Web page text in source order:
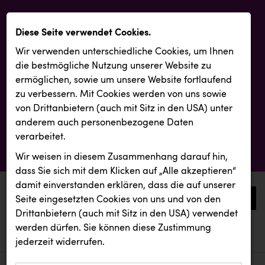
0
aktuelle aussendungen
aktuelle aussendungen
Diese Seite verwendet Cookies.
Wir verwenden unterschiedliche Cookies, um Ihnen
die best­mögliche Nutzung unserer Website zu
ermöglichen, sowie um unsere Website fortlaufend
zu verbessern. Mit Cookies werden von uns sowie
von Drittanbietern (auch mit Sitz in den USA) unter
anderem auch personenbezogene Daten
verarbeitet.
Wir weisen in diesem Zusammenhang darauf hin,
dass Sie sich mit dem Klicken auf „Alle akzeptieren“
damit ein­ver­standen erklären, dass die auf unserer
Seite eingesetzten Cookies von uns und von den
Drittanbietern (auch mit Sitz in den USA) verwendet
werden dürfen. Sie können diese Zustimmung
jederzeit widerrufen.